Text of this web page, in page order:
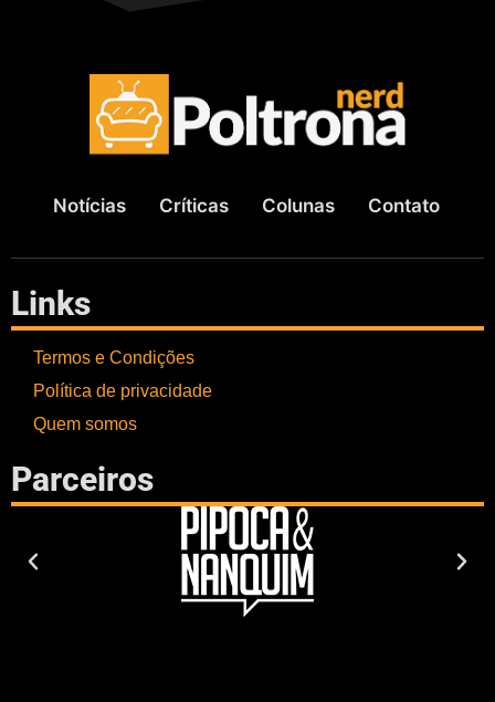
Notícias Críticas Colunas Contato
Links
Termos e Condições
Política de privacidade
Quem somos
Parceiros